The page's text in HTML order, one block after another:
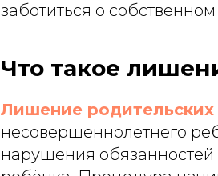
заботиться о
Что такое
Лишение родительских
несовершеннолетнего
нарушения